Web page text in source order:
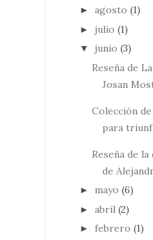
► agosto (1)
► julio (1)
▼ junio (3)
Reseña de
Josan
Colección
para
Reseña de
de
► mayo (6)
► abril (2)
► febrero (1)